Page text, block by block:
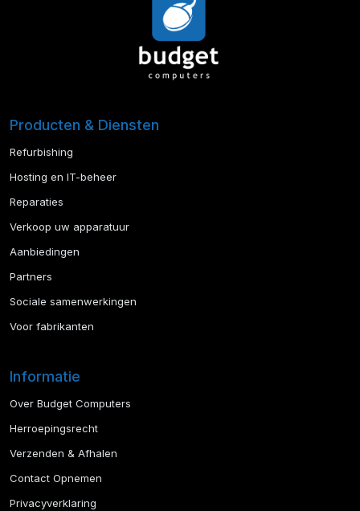
Producten & Diensten
Refurbishing
Hosting en IT-beheer
Reparaties
Verkoop uw apparatuur
Aanbiedingen
Partners
Sociale samenwerkingen
Voor fabrikanten
Informatie
Over Budget Computers
Herroepingsrecht
Verzenden & Afhalen
Contact Opnemen
Privacyverklaring